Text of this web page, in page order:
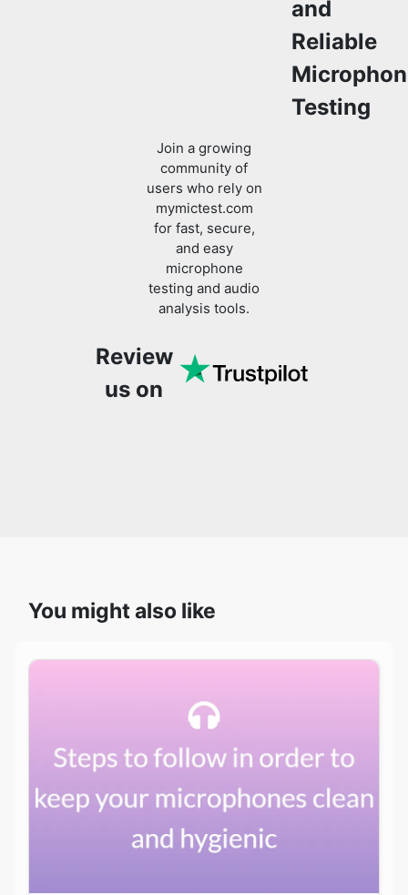
and
Reliable
Testing
Join a growing
community of
users who rely on
mymictest.com
for fast, secure,
and easy
microphone
testing and audio
analysis tools.
Review
us on
You might also like